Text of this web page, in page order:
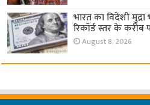
भारत का विदेशी
रिकॉर्ड स्तर के करीब
August 8, 2026